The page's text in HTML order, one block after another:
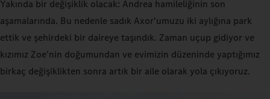
Yakında bir değişiklik olacak: Andrea hamileliğinin son
aşamalarında. Bu nedenle sadık Axor'umuzu iki aylığına park
ettik ve şehirdeki bir daireye taşındık. Zaman uçup gidiyor ve
kızımız Zoe'nin doğumundan ve evimizin düzeninde yaptığımız
birkaç değişiklikten sonra artık bir aile olarak yola çıkıyoruz.